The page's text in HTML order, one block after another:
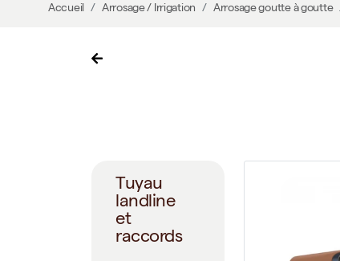
Accueil Arrosage / Irrigation Arrosage goutte à goutte
Tuyau
landline
et
raccords